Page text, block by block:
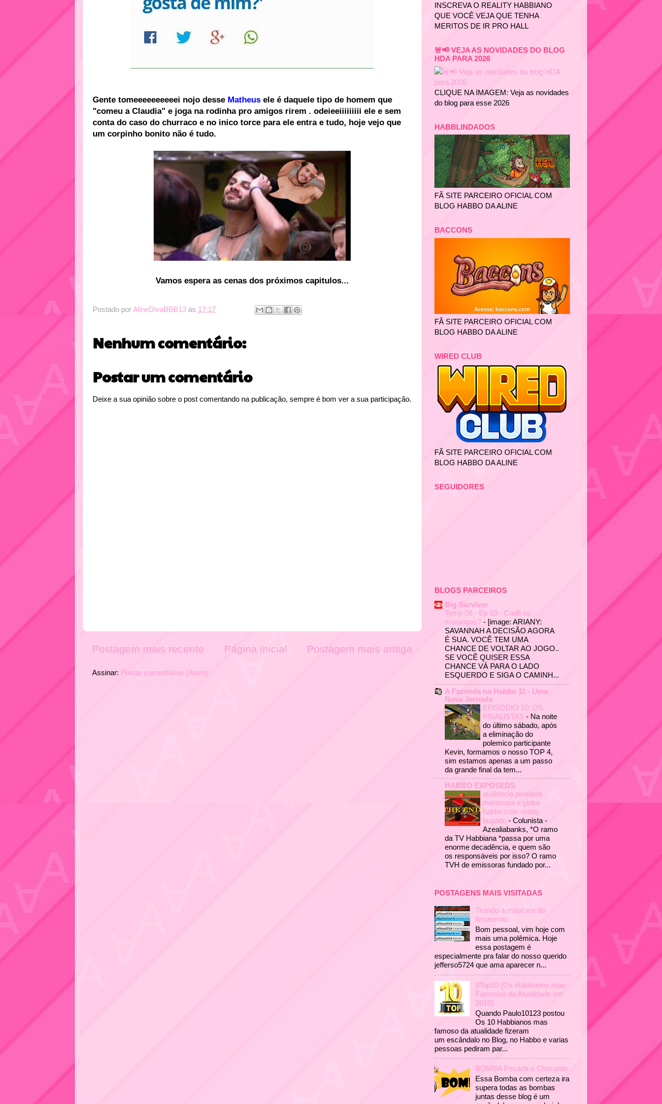
Gente tomeeeeeeeeeei nojo desse Matheus ele é daquele tipo de homem que
"comeu a Claudia" e joga na rodinha pro amigos rirem . odeieeiiiiiiiii ele e sem
conta do caso do churraco e no inico torce para ele entra e tudo, hoje vejo que
um corpinho bonito não é tudo.
Vamos espera as cenas dos próximos capitulos...
Postado porAlineDivaBBB13 às 17:17
Nenhum comentário:
Postar um comentário
Deixe a sua opinião sobre o post comentando na publicação, sempre é bom ver a sua participação.
Postagem mais recente Postagem mais antiga
Página inicial
Assinar: Postar comentários (Atom)
INSCREVA O REALITY HABBIANO
QUE VOCÊ VEJA QUE TENHA
MERITOS DE IR PRO HALL
🚨📢 VEJA AS NOVIDADES DO BLOG
HDA PARA 2026
CLIQUE NA IMAGEM: Veja as novidades
do blog para esse 2026
HABBLINDADOS
FÃ SITE PARCEIRO OFICIAL COM
BLOG HABBO DA ALINE
BACCONS
FÃ SITE PARCEIRO OFICIAL COM
BLOG HABBO DA ALINE
WIRED CLUB
FÃ SITE PARCEIRO OFICIAL COM
BLOG HABBO DA ALINE
SEGUIDORES
BLOGS PARCEIROS
Big Survivor
Temp 08 - Ep 03 - Cadê os
morangos? - [image: ARIANY:
SAVANNAH A DECISÃO AGORA
É SUA. VOCÊ TEM UMA
CHANCE DE VOLTAR AO JOGO..
SE VOCÊ QUISER ESSA
CHANCE VÁ PARA O LADO
ESQUERDO E SIGA O CAMINH...
A Fazenda no Habbo 11 - Uma
Nova Jornada
EPISÓDIO 10: OS
FINALISTAS - Na noite
do último sábado, após
a eliminação do
polemico participante
Kevin, formamos o nosso TOP 4,
sim estamos apenas a um passo
da grande final da tem...
HABBO EXPOSEDS
audiencia pixelada
mentirosa e globo
habbo com reality
bugado - Colunista -
Azealiabanks, *O ramo
da TV Habbiana *passa por uma
enorme decadência, e quem são
os responsáveis por isso? O ramo
TVH de emissoras fundado por...
POSTAGENS MAIS VISITADAS
Tirando a máscara do
fimosento
Bom pessoal, vim hoje com
mais uma polêmica. Hoje
essa postagem é
especialmente pra falar do nosso querido
jefferso5724 que ama aparecer n...
#Top10 (Os Habbianos mas
Famosos da Atualidade em
2016)
Quando Paulo10123 postou
Os 10 Habbianos mas
famoso da atualidade fizeram
um escândalo no Blog, no Habbo e varias
pessoas pediram par...
BOMBA Pesada e Chocante
Essa Bomba com certeza ira
supera todas as bombas
juntas desse blog é um